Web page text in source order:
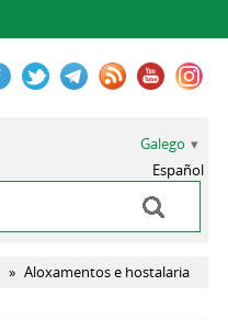
Galego
Español
» Aloxamentos e hostalaria